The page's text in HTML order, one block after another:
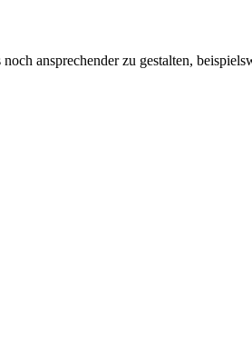
ansprechender zu gestalten,